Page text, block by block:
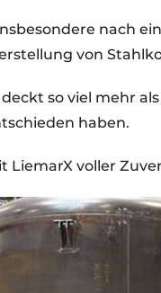
nach
von
deckt so viel mehr
haben.
LiemarX voller